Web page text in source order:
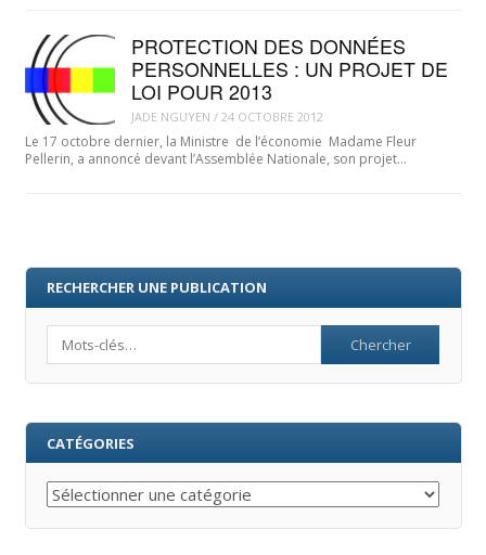
PROTECTION DES DONNÉES
PERSONNELLES : UN PROJET DE
LOI POUR 2013
JADE NGUYEN / 24 OCTOBRE 2012
Le 17 octobre dernier, la Ministre de l’économie Madame Fleur
Pellerin, a annoncé devant l’Assemblée Nationale, son projet…
RECHERCHER UNE PUBLICATION
CATÉGORIES
Catégories